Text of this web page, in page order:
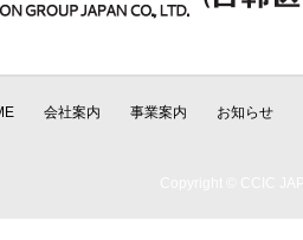
会社案内 事業案内 お知らせ